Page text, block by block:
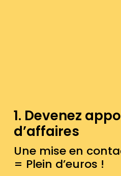
1. Devenez
d’affaires
Une mise en
= Plein d’euros !